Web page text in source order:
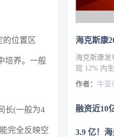
的位置区
培养。一般
长(一般为4
完全反映空
海克斯康发
现 12% 内
作者： 牛亚
3.9 亿！